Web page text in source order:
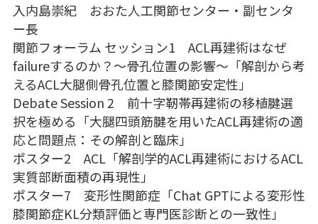
入内島崇紀 おおた人工関節センター・副センタ
ー長
関節フォーラム セッション1 ACL再建術はなぜ
failureするのか？～骨孔位置の影響～「解剖から考
えるACL大腿側骨孔位置と膝関節安定性」
Debate Session 2 前十字靭帯再建術の移植腱選
択を極める「大腿四頭筋腱を用いたACL再建術の適
応と問題点：その解剖と臨床」
ポスター2 ACL「解剖学的ACL再建術におけるACL
実質部断面積の再現性」
ポスター7 変形性関節症「Chat GPTによる変形性
膝関節症KL分類評価と専門医診断との一致性」